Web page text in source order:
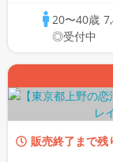
20〜40歳
◎受付中
販売終了まで残